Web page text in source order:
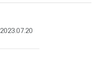
2023.07.20